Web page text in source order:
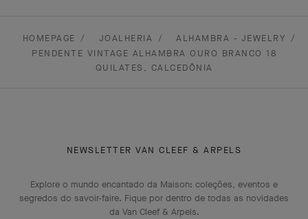
HOMEPAGE JOALHERIA
ALHAMBRA - JEWELRY
PENDENTE VINTAGE ALHAMBRA OURO BRANCO 18
QUILATES, CALCEDÔNIA
NEWSLETTER VAN CLEEF & ARPELS
Explore o mundo encantado da Maison: coleções, eventos e
segredos do savoir-faire. Fique por dentro de todas as novidades
da Van Cleef & Arpels.